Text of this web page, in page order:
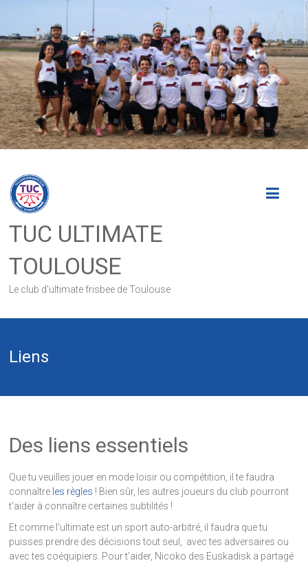
content
TUC ULTIMATE
TOULOUSE
Le club d'ultimate frisbee de Toulouse
Liens
Des liens essentiels
Que tu veuilles jouer en mode loisir ou compétition, il te faudra
connaître les règles ! Bien sûr, les autres joueurs du club pourront
t’aider à connaître certaines subtilités !
Et comme l’ultimate est un sport auto-arbitré, il faudra que tu
puisses prendre des décisions tout seul, avec tes adversaires ou
avec tes coéquipiers. Pour t’aider, Nicoko des Euskadisk a partagé